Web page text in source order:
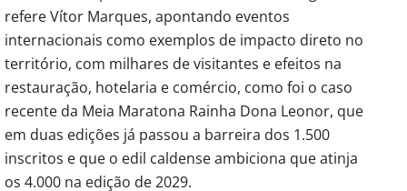
refere Vítor Marques, apontando eventos
internacionais como exemplos de impacto direto no
território, com milhares de visitantes e efeitos na
restauração, hotelaria e comércio, como foi o caso
recente da Meia Maratona Rainha Dona Leonor, que
em duas edições já passou a barreira dos 1.500
inscritos e que o edil caldense ambiciona que atinja
os 4.000 na edição de 2029.